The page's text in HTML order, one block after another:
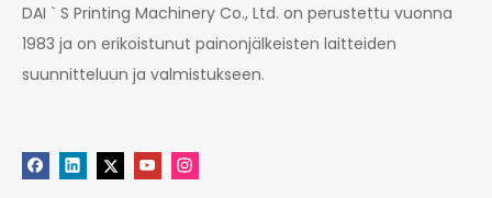
DAI ` S Printing Machinery Co., Ltd. on perustettu vuonna
1983 ja on erikoistunut painonjälkeisten laitteiden
suunnitteluun ja valmistukseen.